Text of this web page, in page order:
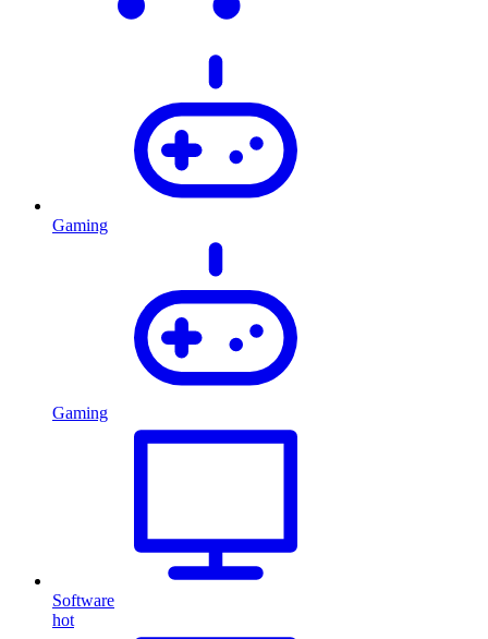
Gaming
Gaming
Software
hot